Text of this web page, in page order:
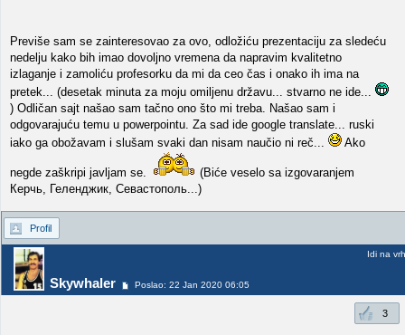
Previše sam se zainteresovao za ovo, odložiću prezentaciju za sledeću
nedelju kako bih imao dovoljno vremena da napravim kvalitetno
izlaganje i zamoliću profesorku da mi da ceo čas i onako ih ima na
pretek... (desetak minuta za moju omiljenu državu... stvarno ne ide...
) Odličan sajt našao sam tačno ono što mi treba. Našao sam i
odgovarajuću temu u powerpointu. Za sad ide google translate... ruski
iako ga obožavam i slušam svaki dan nisam naučio ni reč...
Ako
negde zaškripi javljam se.
(Biće veselo sa izgovaranjem
Керчь, Геленджик, Севастополь...)
Profil
Skywhaler Poslao: 22 Jan 2020 06:05
Idi na vrh
3